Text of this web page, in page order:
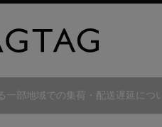
一部地域での集荷・配送遅延につ